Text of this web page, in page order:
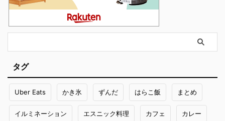
タグ
Uber Eats かき氷 ずんだ はらこ飯 まとめ
イルミネーション エスニック料理 カフェ カレー